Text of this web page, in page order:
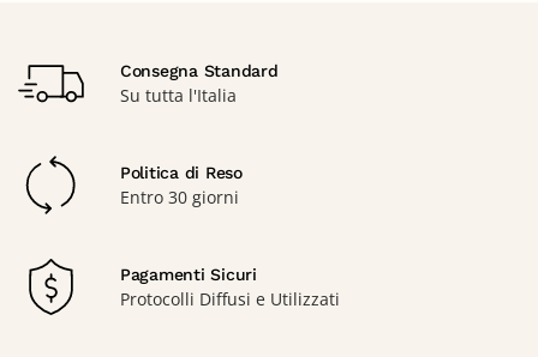
Consegna Standard
Su tutta l'Italia
Politica di Reso
Entro 30 giorni
Pagamenti Sicuri
Protocolli Diffusi e Utilizzati